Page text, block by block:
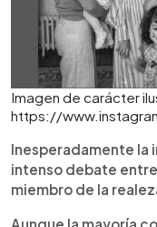
Imagen de carácter
https://
Inesperadamente la
intenso debate
miembro de la